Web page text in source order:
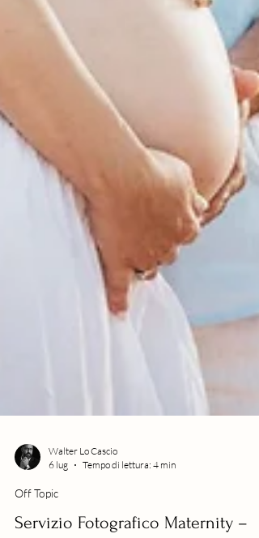
6 lug
Off Topic